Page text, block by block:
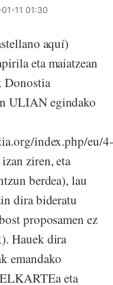
11 01:30
aquí)
eta maiatzean
Donostia
ULIAN egindako
index.php/eu/4-
ziren, eta
berdea), lau
dira bideratu
proposamen ez
Hauek dira
emandako
eta